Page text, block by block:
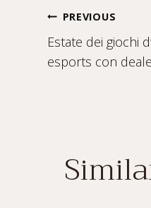
Post
PREVIOUS
Estate dei giochi
esports con